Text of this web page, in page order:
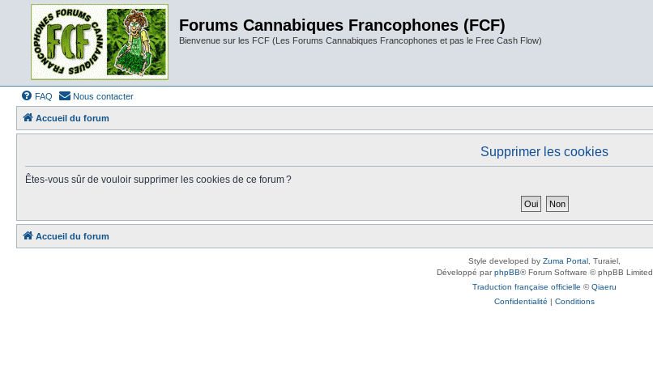
Forums Cannabiques Francophones (FCF)
Bienvenue sur les FCF (Les Forums Cannabiques Francophones et pas le Free Cash Flow)
FAQ Nous contacter
Accueil du forum
Supprimer les cookies
Êtes-vous sûr de vouloir supprimer les cookies de ce forum ?
Accueil du forum
Style developed by Zuma Portal , Turaiel,
Développé parphpBB® Forum Software © phpBB Limited
Traduction française officielle ©Qiaeru
Confidentialité | Conditions